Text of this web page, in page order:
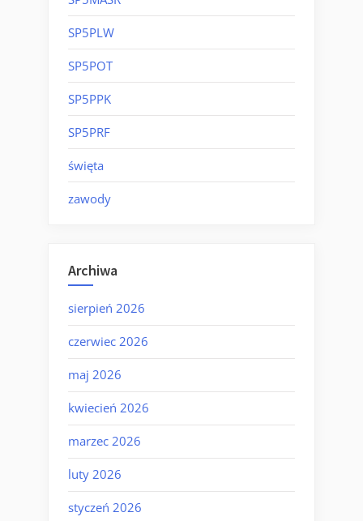
SP5PLW
SP5POT
SP5PPK
SP5PRF
święta
zawody
Archiwa
sierpień 2026
czerwiec 2026
maj 2026
kwiecień 2026
marzec 2026
luty 2026
styczeń 2026